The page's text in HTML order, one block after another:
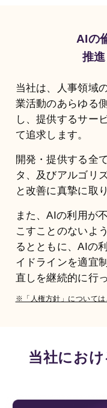
AIロープレ
営業・接客など様々
ロープレに対応し
時に評価と改善提案
できる「対話型AIロ
評価支援AIシリ
AIスキルインテリ
客観的に評価する
ルインテリジェンス
AIの
推
当社は、人事領域
業活動のあらゆる
し、提供するサー
て追求します。
開発・提供する全
タ、及びアルゴリ
と改善に真摯に取
また、AIの利用が
こすことのないよ
るとともに、AIの
イドラインを適宜
直しを継続的に行
※「人権方針」については
当社にお